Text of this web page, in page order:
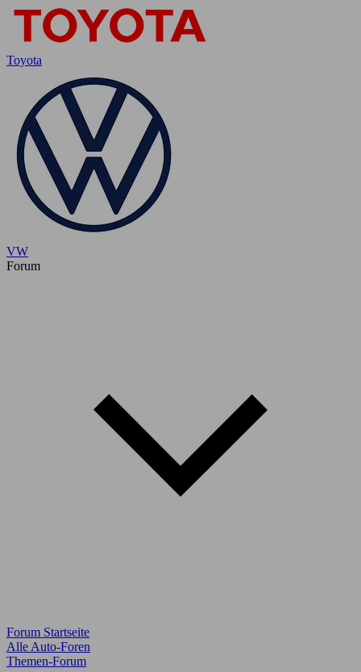
Toyota
VW
Forum
Forum Startseite
Alle Auto-Foren
Themen-Forum